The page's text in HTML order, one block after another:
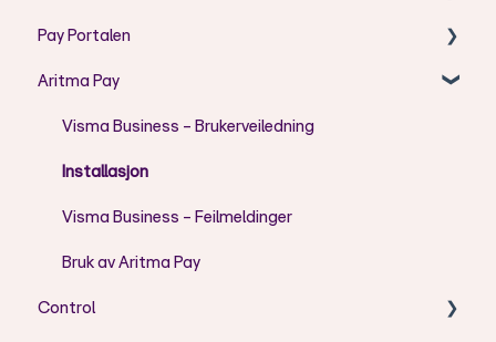
AC - Koder
AG - Koder
AM - Koder
CH - Koder
FF - Koder
DU - Koder
RR - Koder
Pay Portalen
Bruk av Pay Portal
Feilmeldinger
Brukeradministrasjon
Aritma Pay
Visma Business - Brukerveiledning
Installasjon
Visma Business - Feilmeldinger
Bruk av Aritma Pay
Control